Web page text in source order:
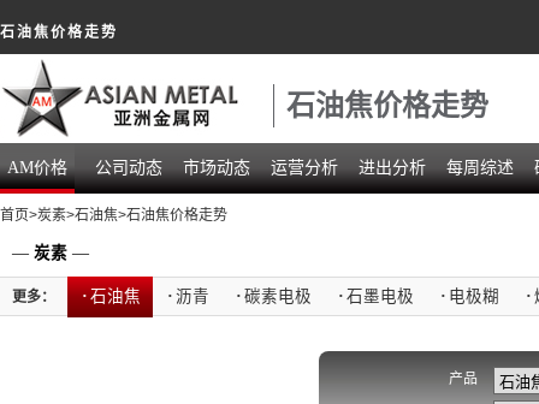
石油焦价格走势
石油焦价格走势
AM价格 公司动态 市场动态 运营分析 进出分析 每周综述
首页>炭素>石油焦>石油焦价格走势
— 炭素 —
更多： ·石油焦 · 沥青 · 碳素电极 · 石墨电极 · 电极糊 ·
产品